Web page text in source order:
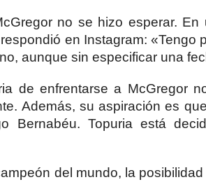
no se hizo esperar.
en Instagram:
aunque sin especificar una
de enfrentarse a McGregor
Además, su aspiración es
Bernabéu. Topuria está
del mundo, la